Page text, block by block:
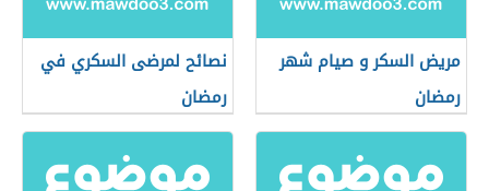
مريض السكر و صيام شهر
رمضان
نصائح لمرضى السكري في
رمضان